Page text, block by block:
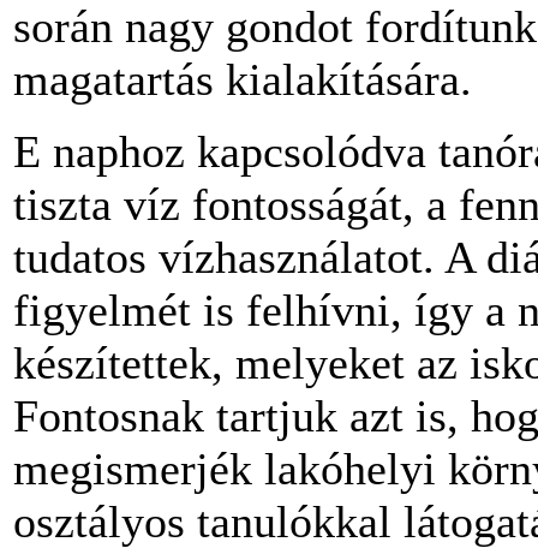
során nagy gondot
magatartás kialakítására.
E naphoz kapcsolódva
tiszta víz fontosságát, a
tudatos vízhasználatot. A
figyelmét is felhívni, így a
készítettek, melyeket az
Fontosnak tartjuk azt is,
megismerjék lakóhelyi
osztályos tanulókkal